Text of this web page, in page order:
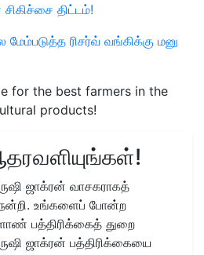
திட்டம்!
ரிசர்வ் வங்கிக்கு மனு
for the best farmers in the
products!
ஜாக்ரன் வாசகராகத்
நன்றி. உங்களைப் போன்ற
பத்திரிக்கைத் துறை
ஜாக்ரன் பத்திரிக்கையை